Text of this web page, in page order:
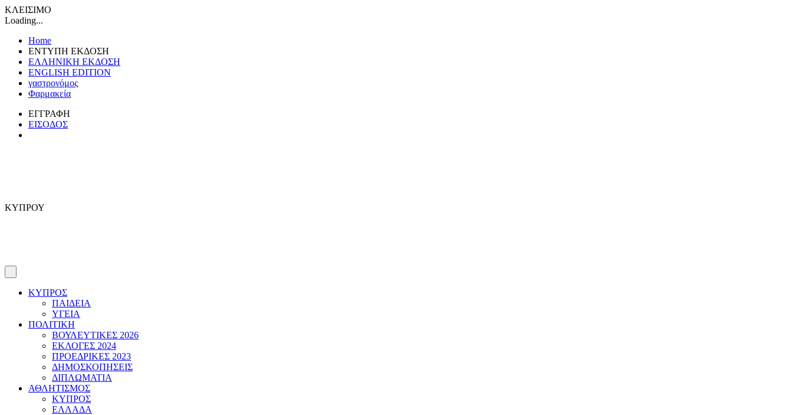
ΚΛΕΙΣΙΜΟ
Loading...
Home
ΕΝΤΥΠΗ ΕΚΔΟΣΗ
ΕΛΛΗΝΙΚΗ ΕΚΔΟΣΗ
ENGLISH EDITION
γαστρονόμος
Φαρμακεία
ΕΓΓΡΑΦΗ
ΕΙΣΟΔΟΣ
ΚΥΠΡΟΥ
ΚΥΠΡΟΣ
ΠΑΙΔΕΙΑ
ΥΓΕΙΑ
ΠΟΛΙΤΙΚΗ
ΒΟΥΛΕΥΤΙΚΕΣ 2026
ΕΚΛΟΓΕΣ 2024
ΠΡΟΕΔΡΙΚΕΣ 2023
ΔΗΜΟΣΚΟΠΗΣΕΙΣ
ΔΙΠΛΩΜΑΤΙΑ
ΑΘΛΗΤΙΣΜΟΣ
ΚΥΠΡΟΣ
ΕΛΛΑΔΑ